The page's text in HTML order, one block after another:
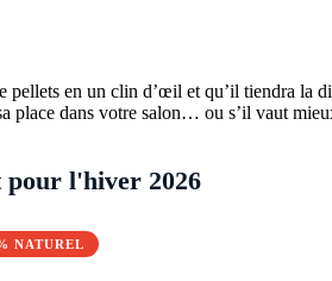
en un clin d’œil et qu’il tiendra la
place dans votre salon… ou s’il vaut
pour l'hiver 2026
NATUREL